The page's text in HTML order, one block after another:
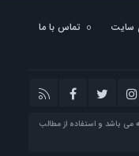
سایت
تماس با ما
باشد و استفاده از مطالب